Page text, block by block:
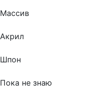
Массив
Акрил
Шпон
Пока не знаю